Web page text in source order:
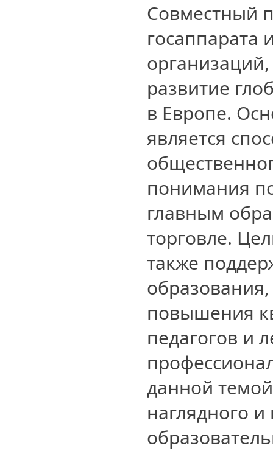
Совместный
госаппарата
развитие
в Европе.
является
понимания
главным
торговле.
также
повышения
педагогов и
данной
наглядного